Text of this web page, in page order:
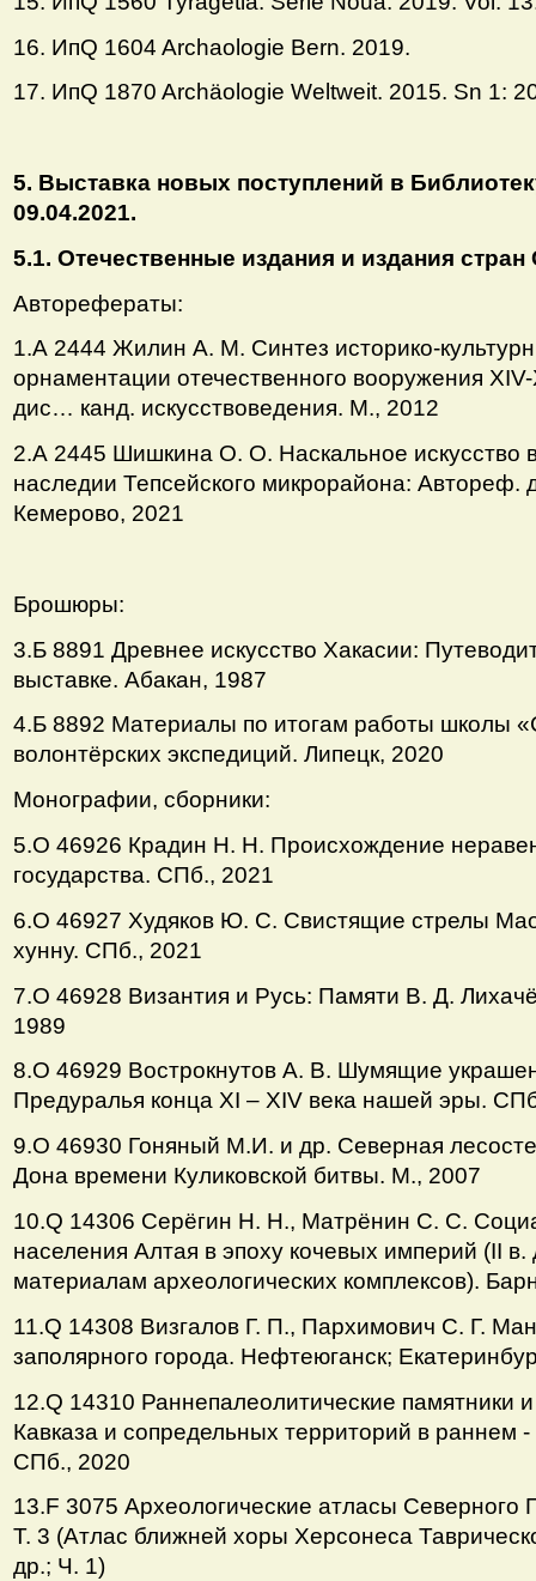
16. ИпQ 1604 Archaologie Bern. 2019.
17. ИпQ 1870 Archäologie Weltweit. 2015. Sn 1:
5. Выставка новых поступлений в
09.04.2021.
5.1. Отечественные издания и издания
Авторефераты:
1.А 2444 Жилин А. М. Синтез историко-
орнаментации отечественного вооружения
дис… канд. искусствоведения. М., 2012
2.А 2445 Шишкина О. О. Наскальное искусство
наследии Тепсейского микрорайона: Автореф.
Кемерово, 2021
Брошюры:
3.Б 8891 Древнее искусство Хакасии:
выставке. Абакан, 1987
4.Б 8892 Материалы по итогам работы школы
волонтёрских экспедиций. Липецк, 2020
Монографии, сборники:
5.О 46926 Крадин Н. Н. Происхождение
государства. СПб., 2021
6.О 46927 Худяков Ю. С. Свистящие стрелы
хунну. СПб., 2021
7.О 46928 Византия и Русь: Памяти В. Д.
1989
8.О 46929 Вострокнутов А. В. Шумящие
Предуралья конца ХI – ХIV века нашей эры.
9.О 46930 Гоняный М.И. и др. Северная
Дона времени Куликовской битвы. М., 2007
10.Q 14306 Серёгин Н. Н., Матрёнин С. С.
населения Алтая в эпоху кочевых империй (II в.
материалам археологических комплексов).
11.Q 14308 Визгалов Г. П., Пархимович С. Г.
заполярного города. Нефтеюганск;
12.Q 14310 Раннепалеолитические памятники
Кавказа и сопредельных территорий в раннем
СПб., 2020
13.F 3075 Археологические атласы Северного
Т. 3 (Атлас ближней хоры Херсонеса
др.; Ч. 1)